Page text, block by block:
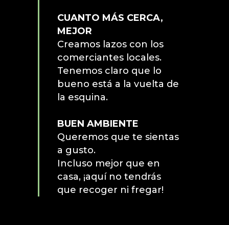
CUANTO MÁS CERCA,
MEJOR
Creamos lazos con los
comerciantes locales.
Tenemos claro que lo
bueno está a la vuelta de
la esquina.
BUEN AMBIENTE
Queremos que te sientas
a gusto.
Incluso mejor que en
casa, ¡aquí no tendrás
que recoger ni fregar!